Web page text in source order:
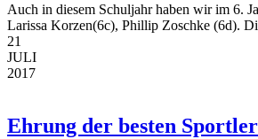
Auch in diesem Schuljahr haben wir im 6.
Larissa Korzen(6c), Phillip Zoschke (6d).
21
JULI
2017
Ehrung der besten